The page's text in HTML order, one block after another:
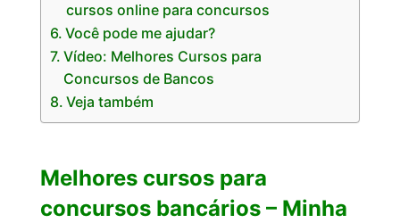
cursos online para concursos
Você pode me ajudar?
Vídeo: Melhores Cursos para
Concursos de Bancos
Veja também
Melhores cursos para
concursos bancários – Minha